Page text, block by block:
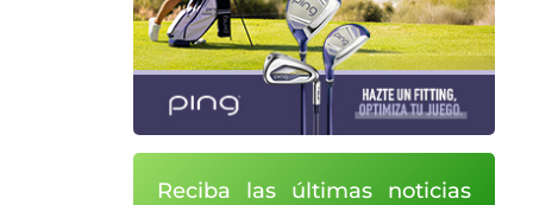
Reciba las últimas noticias